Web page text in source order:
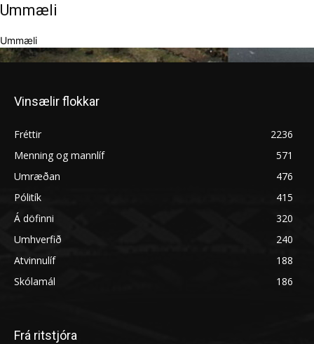
Ummæli
Ummæli
Vinsælir flokkar
Fréttir
2236
Menning og mannlíf
571
Umræðan
476
Pólitík
415
Á döfinni
320
Umhverfið
240
Atvinnulíf
188
Skólamál
186
Frá ritstjóra